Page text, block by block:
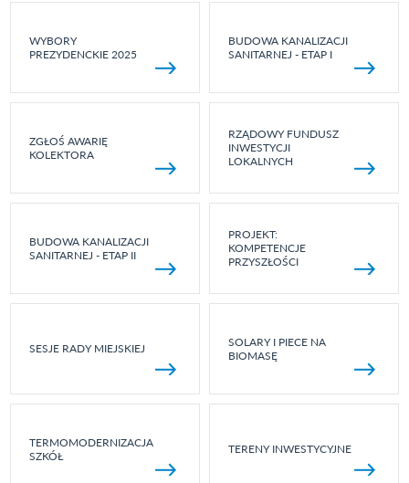
WYBORY
PREZYDENCKIE 2025
BUDOWA KANALIZACJI
SANITARNEJ - ETAP I
ZGŁOŚ AWARIĘ
KOLEKTORA
RZĄDOWY FUNDUSZ
INWESTYCJI
LOKALNYCH
BUDOWA KANALIZACJI
SANITARNEJ - ETAP II
PROJEKT:
KOMPETENCJE
PRZYSZŁOŚCI
SESJE RADY MIEJSKIEJ
SOLARY I PIECE NA
BIOMASĘ
TERMOMODERNIZACJA
SZKÓŁ
TERENY INWESTYCYJNE